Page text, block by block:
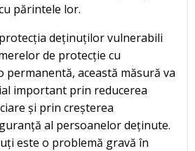
părintele lor.
deținuților vulnerabili
de protecție cu
permanentă, această măsură va
important prin reducerea
și prin creșterea
al persoanelor deținute.
este o problemă gravă în